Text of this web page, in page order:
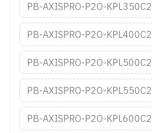
PB-AXISPRO-P2O-KPL350C2
PB-AXISPRO-P2O-KPL400C2
PB-AXISPRO-P2O-KPL500C2
PB-AXISPRO-P2O-KPL550C2
PB-AXISPRO-P2O-KPL600C2